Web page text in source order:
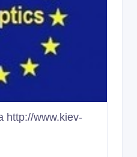
http://www.kiev-